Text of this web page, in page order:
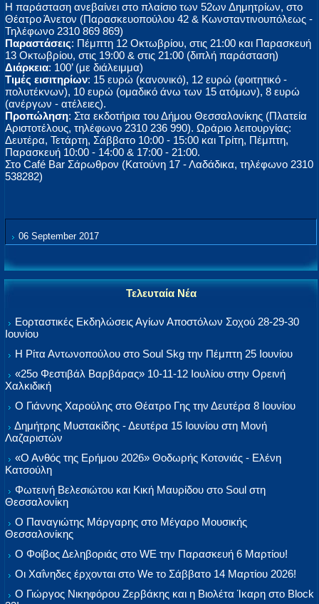
Η παράσταση ανεβαίνει στο πλαίσιο των 52ων Δημητρίων, στο
Θέατρο Άνετον (Παρασκευοπούλου 42 & Κωνσταντινουπόλεως -
Τηλέφωνο 2310 869 869)
Παραστάσεις: Πέμπτη 12 Οκτωβρίου, στις 21:00 και Παρασκευή
13 Οκτωβρίου, στις 19:00 & στις 21:00 (διπλή παράσταση)
Διάρκεια: 100’ (με διάλειμμα)
Τιμές εισιτηρίων: 15 ευρώ (κανονικό), 12 ευρώ (φοιτητικό -
πολυτέκνων), 10 ευρώ (ομαδικό άνω των 15 ατόμων), 8 ευρώ
(ανέργων - ατέλειες).
Προπώληση: Στα εκδοτήρια του Δήμου Θεσσαλονίκης (Πλατεία
Αριστοτέλους, τηλέφωνο 2310 236 990). Ωράριο λειτουργίας:
Δευτέρα, Τετάρτη, Σάββατο 10:00 - 15:00 και Τρίτη, Πέμπτη,
Παρασκευή 10:00 - 14:00 & 17:00 - 21:00.
Στο Café Bar Σάρωθρον (Κατούνη 17 - Λαδάδικα, τηλέφωνο 2310
538282)
06 September 2017
Τελευταία Νέα
Εορταστικές Εκδηλώσεις Αγίων Αποστόλων Σοχού 28-29-30
Ιουνίου
Η Ρίτα Αντωνοπούλου στο Soul Skg την Πέμπτη 25 Ιουνίου
«25ο Φεστιβάλ Βαρβάρας» 10-11-12 Ιουλίου στην Ορεινή
Χαλκιδική
Ο Γιάννης Χαρούλης στο Θέατρο Γης την Δευτέρα 8 Ιουνίου
Δημήτρης Μυστακίδης - Δευτέρα 15 Ιουνίου στη Μονή
Λαζαριστών
«Ο Ανθός της Ερήμου 2026» Θοδωρής Κοτονιάς - Ελένη
Κατσούλη
Φωτεινή Βελεσιώτου και Κική Μαυρίδου στο Soul στη
Θεσσαλονίκη
Ο Παναγιώτης Μάργαρης στο Μέγαρο Μουσικής
Θεσσαλονίκης
Ο Φοίβος Δεληβοριάς στο WE την Παρασκευή 6 Μαρτίου!
Οι Χαΐνηδες έρχονται στο We το Σάββατο 14 Μαρτίου 2026!
Ο Γιώργος Νικηφόρου Ζερβάκης και η Βιολέτα Ίκαρη στο Block